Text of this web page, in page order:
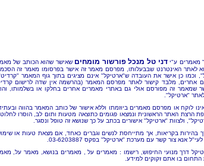
מאמרים ע"ידני טל מנכל פורשור מומחים שאישר שהוא הכותב של
לאתר האינטרנט שבבעלותו, מפרסם מאמר זה אישר בפרסומו מאמר זה
וכמו כן אישר את העובדה ש"ארטיקל" אינם מציגים בתוך גוף המאמר
אחרים, מלבד קישור לאתר מפרסם המאמר (בהרשמה אין שדה לרישום
שמאמר זה מפורסם אולי גם באתרי מאמרים אחרים בחלקו או בשלמותו,
"ארטיקל".
לוקח או מפרסם מאמרים ביוזמתו וללא אישור של כותב המאמר בהווה
הרצת האתר הראשונית ונמצאו פגומים כתוצאה מטעות ותום לב, הוסרו
ולצוות "ארטיקל" אישורים בכתב על כך שנושא זה טופל ונסגר.
בהירות בקריאות, אך מתייחסת לנשים וגברים כאחד, אם מצאת טעות או
אנא צור קשר עם מערכת "ארטיקל" בפקס 03-6203887.
דרך מנועי החיפוש, רישמו : מאמרים על , מאמרים בנושא, מאמר על,
בו אתם זקוקים למידע.